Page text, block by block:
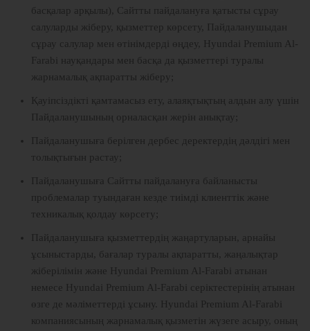
басқалар арқылы), Сайтты пайдалануға қатысты сұрау
салуларды жіберу, қызметтер көрсету, Пайдаланушыдан
сұрау салулар мен өтінімдерді өңдеу, Hyundai Premium Al-
Farabi науқандары мен басқа да қызметтері туралы
жарнамалық ақпаратты жіберу;
Қауіпсіздікті қамтамасыз ету, алаяқтықтың алдын алу үшін
Пайдаланушының орналасқан жерін анықтау;
Пайдаланушыға берілген дербес деректердің дәлдігі мен
толықтығын растау;
Пайдаланушыға Сайтты пайдалануға байланысты
проблемалар туындаған кезде тиімді клиенттік және
техникалық қолдау көрсету;
Пайдаланушыға қызметтердің жаңартуларын, арнайы
ұсыныстарды, бағалар туралы ақпаратты, жаңалықтар
жіберілімін және Hyundai Premium Al-Farabi атынан
немесе Hyundai Premium Al-Farabi серіктестерінің атынан
өзге де мәліметтерді ұсыну. Hyundai Premium Al-Farabi
компаниясының жарнамалық қызметін жүзеге асыру, оның